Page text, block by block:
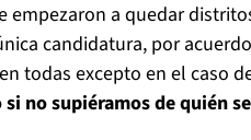
empezaron a quedar
candidatura, por
todas excepto en el caso
no supiéramos de quién